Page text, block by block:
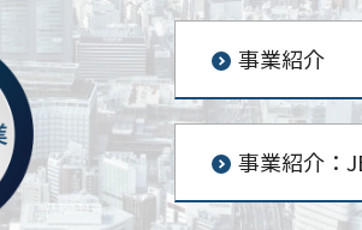
事業紹介
事業紹介：